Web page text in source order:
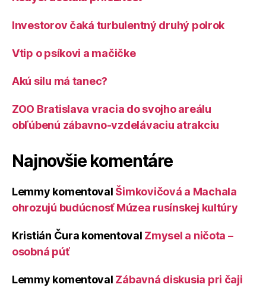
Investorov čaká turbulentný druhý polrok
Vtip o psíkovi a mačičke
Akú silu má tanec?
ZOO Bratislava vracia do svojho areálu
obľúbenú zábavno-vzdelávaciu atrakciu
Najnovšie komentáre
Lemmy komentoval Šimkovičová a Machala
ohrozujú budúcnosť Múzea rusínskej kultúry
Kristián Čura komentoval Zmysel a ničota –
osobná púť
Lemmy komentoval Zábavná diskusia pri čaji